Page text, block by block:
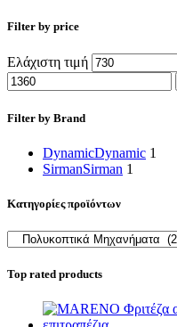
Filter by price
Ελάχιστη τιμή
Filter by Brand
DynamicDynamic 1
SirmanSirman 1
Κατηγορίες προϊόντων
Top rated products